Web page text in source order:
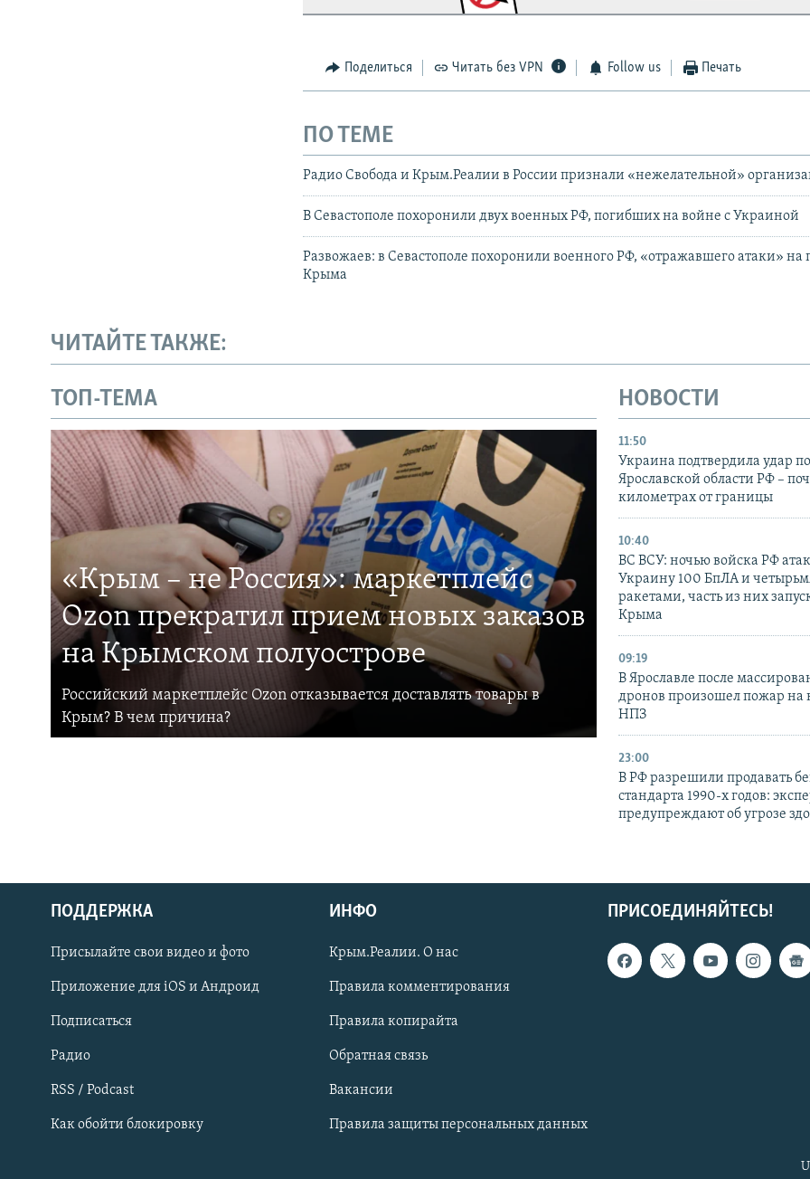
Українською
Qırımtatar
ПРИСОЕДИНЯЙТЕСЬ!
Поделиться Читать без VPN Follow us Печать
ПО ТЕМЕ
Радио Свобода и Крым.Реалии в России признали «нежелательной»
В Севастополе похоронили двух военных РФ, погибших на войне с Украиной
Развожаев: в Севастополе похоронили военного РФ, «отражавшего атаки» на
Крыма
ЧИТАЙТЕ ТАКЖЕ:
ТОП-ТЕМА
«Крым – не Россия»: маркетплейс
Ozon прекратил прием новых заказов
на Крымском полуострове
Российский маркетплейс Ozon отказывается доставлять товары в
Крым? В чем причина?
НОВОСТИ
11:50
Украина подтвердила удар
Ярославской области РФ –
километрах от границы
10:40
ВС ВСУ: ночью войска РФ
Украину 100 БпЛА и
ракетами, часть из них
Крыма
09:19
В Ярославле после
дронов произошел пожар на
НПЗ
23:00
В РФ разрешили продавать
стандарта 1990-х годов:
предупреждают об угрозе
ПРИСОЕДИНЯЙТЕСЬ!
ПОДДЕРЖКА
Присылайте свои видео и фото
Приложение для iOS и Андроид
Подписаться
Радио
RSS / Podcast
Как обойти блокировку
ИНФО
Крым.Реалии. О нас
Правила комментирования
Правила копирайта
Обратная связь
Вакансии
Правила защиты персональных данных